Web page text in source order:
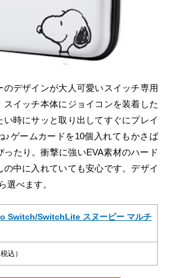
のデザインが大人可愛いスイッチ専用
イッチ本体にジョイコンを装着した
い時にサッと取り出してすぐにプレイ
♪ゲームカードを10個入れてもかさば
ったり。衝撃に強いEVA素材のハード
の中に入れていても安心です。デザイ
選べます。
Switch/SwitchLite スヌーピー マルチ
込）